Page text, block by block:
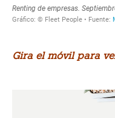
Gira el móvil para